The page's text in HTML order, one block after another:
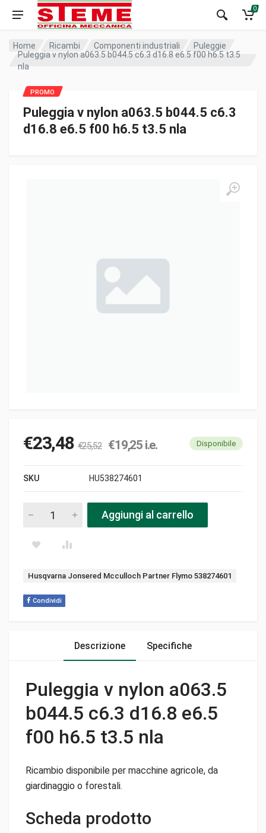
0
Home Ricambi Componenti industriali
Puleggie
Puleggia v nylon a063.5 b044.5 c6.3 d16.8 e6.5 f00 h6.5 t3.5
nla
Puleggia v nylon a063.5 b044.5 c6.3
d16.8 e6.5 f00 h6.5 t3.5 nla
€23,48 €25,52 €19,25 i.e. Disponibile
SKU HU538274601
Puleggia v nylon a063.5 b044.5 c6.3 d16.8 e6.5 f00 h6.5 t3.5
Aggiungi al carrello
Tag:
Husqvarna Jonsered Mcculloch Partner Flymo 538274601
Condividi
Descrizione Specifiche
Puleggia v nylon a063.5
b044.5 c6.3 d16.8 e6.5
f00 h6.5 t3.5 nla
Ricambio disponibile per macchine agricole, da
giardinaggio o forestali.
Scheda prodotto